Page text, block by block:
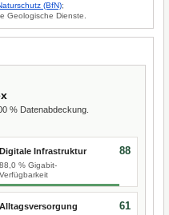
(BfN);
Geologische Dienste.
% Datenabdeckung.
Digitale Infrastruktur
88,0 % Gigabit-
Verfügbarkeit
88
Alltagsversorgung 61